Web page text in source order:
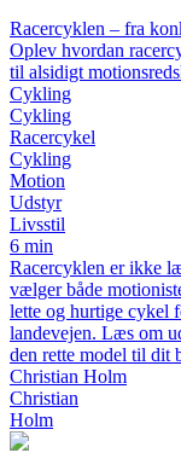
Racercyklen – fra
Oplev hvordan
til alsidigt
Cykling
Cykling
Racercykel
Cykling
Motion
Udstyr
Livsstil
6 min
Racercyklen er ikke
vælger både
lette og hurtige cykel
landevejen. Læs om
den rette model til dit
Christian Holm
Christian
Holm